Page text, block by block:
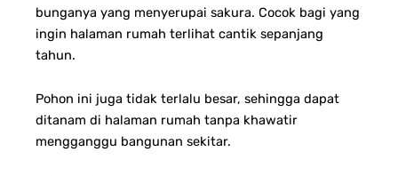
bunganya yang menyerupai sakura. Cocok bagi yang
ingin halaman rumah terlihat cantik sepanjang
tahun.
Pohon ini juga tidak terlalu besar, sehingga dapat
ditanam di halaman rumah tanpa khawatir
mengganggu bangunan sekitar.